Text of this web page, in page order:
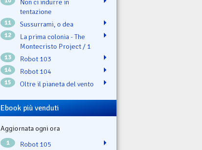
Non ci indurre in
tentazione
11 Sussurrami, o dea
12
La prima colonia - The
Montecristo Project / 1
13 Robot 103
14 Robot 104
15 Oltre il pianeta del vento
Ebook più venduti
Aggiornata ogni ora
1 Robot 105